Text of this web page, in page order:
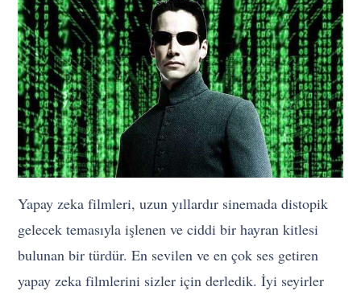
Yapay zeka filmleri, uzun yıllardır sinemada distopik
gelecek temasıyla işlenen ve ciddi bir hayran kitlesi
bulunan bir türdür. En sevilen ve en çok ses getiren
yapay zeka filmlerini sizler için derledik. İyi seyirler